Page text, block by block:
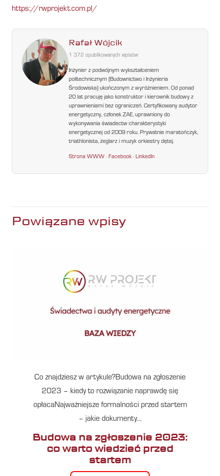
https://rwprojekt.com.pl/
Rafał Wójcik
1 372 opublikowanych wpisów
Inżynier z podwójnym wykształceniem
politechnicznym (Budownictwo i Inżynieria
Środowiska) ukończonym z wyróżnieniem. Od ponad
20 lat pracuję jako konstruktor i kierownik budowy z
uprawnieniami bez ograniczeń. Certyfikowany audytor
energetyczny, członek ZAE, uprawniony do
wykonywania świadectw charakterystyki
energetycznej od 2009 roku. Prywatnie maratończyk,
triathlonista, żeglarz i muzyk orkiestry dętej.
Strona WWW ·Facebook ·LinkedIn
Powiązane wpisy
Co znajdziesz w artykule?Budowa na zgłoszenie
2023 – kiedy to rozwiązanie naprawdę się
opłacaNajważniejsze formalności przed startem
– jakie dokumenty…
Budowa na zgłoszenie 2023:
co warto wiedzieć przed
startem